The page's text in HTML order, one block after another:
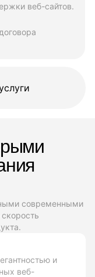
веб-сайтов.
современными
и
веб-